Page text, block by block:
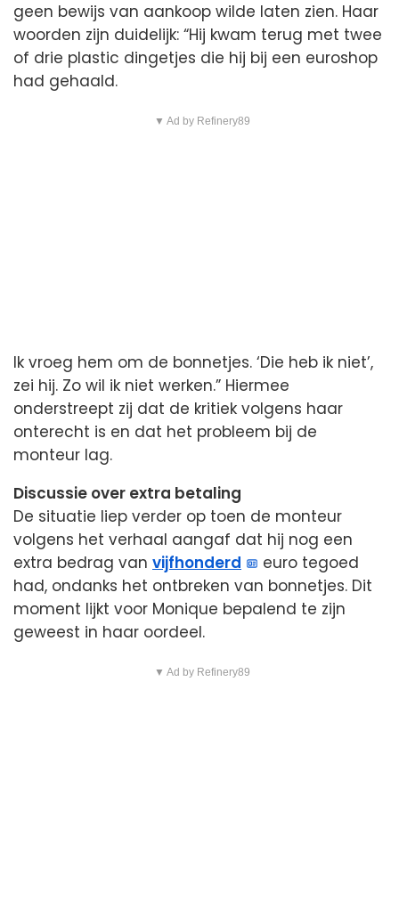
geen bewijs van aankoop wilde laten zien. Haar
woorden zijn duidelijk: “Hij kwam terug met twee
of drie plastic dingetjes die hij bij een euroshop
had gehaald.
▼ Ad by Refinery89
Ik vroeg hem om de bonnetjes. ‘Die heb ik niet’,
zei hij. Zo wil ik niet werken.” Hiermee
onderstreept zij dat de kritiek volgens haar
onterecht is en dat het probleem bij de
monteur lag.
Discussie over extra betaling
De situatie liep verder op toen de monteur
volgens het verhaal aangaf dat hij nog een
extra bedrag van vijfhonderd
euro tegoed
had, ondanks het ontbreken van bonnetjes. Dit
moment lijkt voor Monique bepalend te zijn
geweest in haar oordeel.
▼ Ad by Refinery89